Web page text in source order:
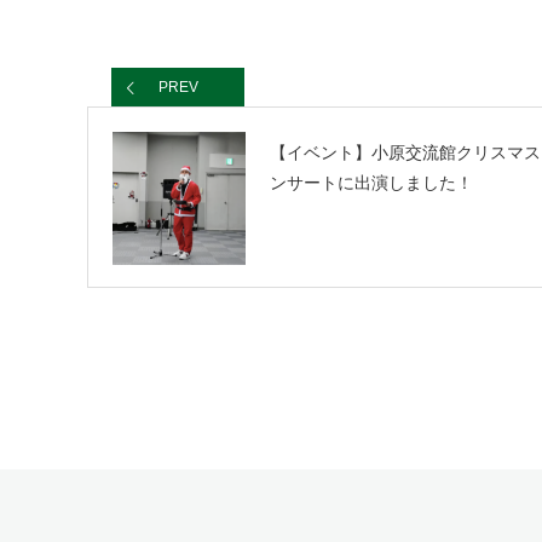
PREV
【イベント】小原交流館クリスマ
ンサートに出演しました！